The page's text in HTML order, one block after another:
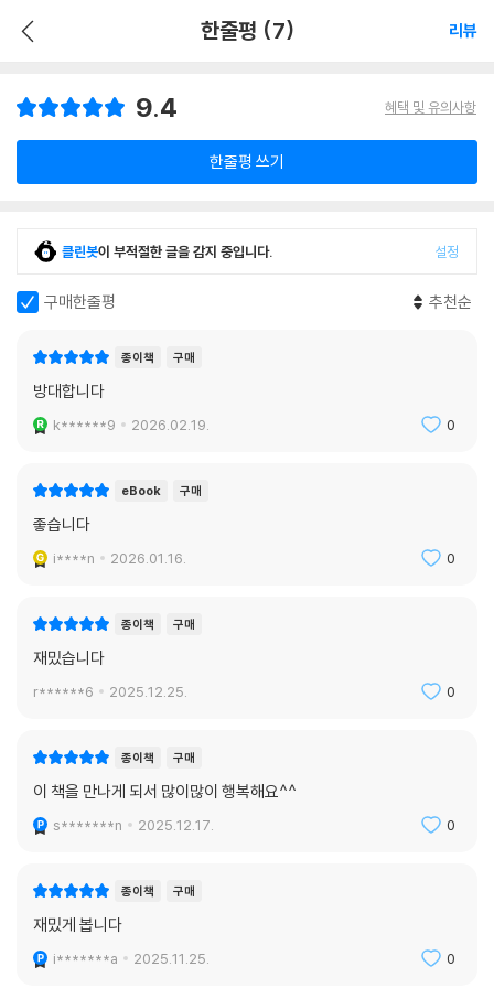
한줄평 (7) 리뷰
9.4 혜택 및 유의사항
한줄평 쓰기
클린봇이 부적절한 글을 감지 중입니다. 설정
구매한줄평 추천순
종이책 구매
방대합니다
k******9 2026.02.19. 0
eBook 구매
좋습니다
i****n 2026.01.16. 0
종이책 구매
재밌습니다
r******6 2025.12.25. 0
종이책 구매
이 책을 만나게 되서 많이많이 행복해요^^
s*******n 2025.12.17. 0
종이책 구매
재밌게 봅니다
i*******a 2025.11.25. 0